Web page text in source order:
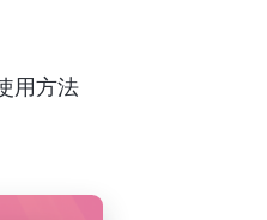
用方法